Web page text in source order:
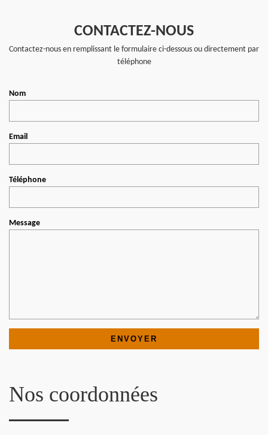
CONTACTEZ-NOUS
Contactez-nous en remplissant le formulaire ci-dessous ou directement par
téléphone
Nom
Email
Téléphone
Message
Nos coordonnées